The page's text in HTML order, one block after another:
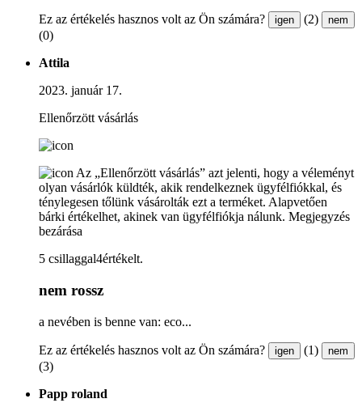
Ez az értékelés hasznos volt az Ön számára? igen (2) nem
(0)
Attila
2023. január 17.
Ellenőrzött vásárlás
Az „Ellenőrzött vásárlás” azt jelenti, hogy a véleményt
olyan vásárlók küldték, akik rendelkeznek ügyfélfiókkal, és
ténylegesen tőlünk vásárolták ezt a terméket. Alapvetően
bárki értékelhet, akinek van ügyfélfiókja nálunk. Megjegyzés
bezárása
5 csillaggal4értékelt.
nem rossz
a nevében is benne van: eco...
Ez az értékelés hasznos volt az Ön számára? igen (1) nem
(3)
Papp roland